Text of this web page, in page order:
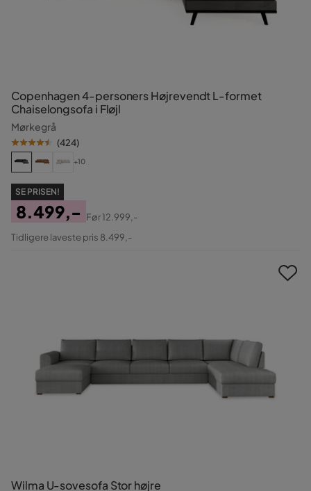
Copenhagen 4-personers Højrevendt L-formet
Chaiselongsofa i Fløjl
Mørkegrå
(424)
+10
SE PRISEN!
Pris
8.499,-
Original
Før12.999,-
Tidligere laveste pris 8.499,-
Wilma U-sovesofa Stor højre